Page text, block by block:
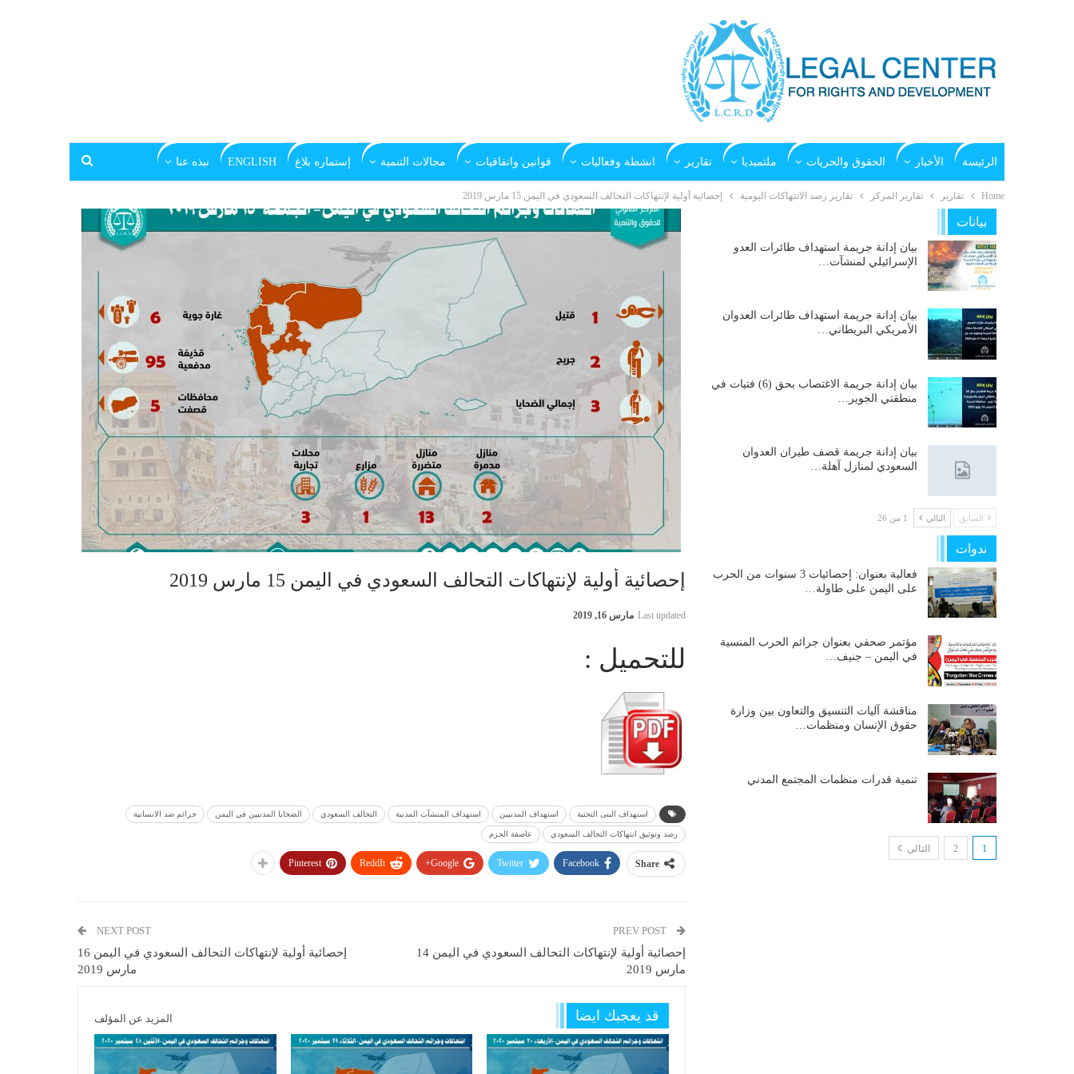
الرئيسة الأخبار الحقوق والحريات ملتميديا تقارير انشطة وفعاليات قوانين واتفاقيات مجالات التنمية إستماره بلاغ ENGLISH نبذه عنا
Home تقارير تقارير المركز تقارير رصد الانتهاكات اليومية إحصائية أولية لإنتهاكات التحالف السعودي في اليمن 15 مارس 2019
إحصائية أولية لإنتهاكات التحالف السعودي في اليمن 15 مارس 2019
Last updated مارس 16, 2019
للتحميل :
استهداف البنى التحتية استهداف المدنيين استهداف المنشآت المدنية التحالف السعودي الضحايا المدنيين في اليمن جرائم ضد الانسانية
رصد وتوثيق انتهاكات التحالف السعودي عاصفة الحزم
Share
Facebook
Twitter
Google+
ReddIt
Pinterest
PREV POST
إحصائية أولية لإنتهاكات التحالف السعودي في اليمن 14
مارس 2019
NEXT POST
إحصائية أولية لإنتهاكات التحالف السعودي في اليمن 16
مارس 2019
قد يعجبك ايضا المزيد عن المؤلف
بيانات
بيان إدانة جريمة استهداف طائرات العدو
الإسرائيلي لمنشآت…
بيان إدانة جريمة استهداف طائرات العدوان
الأمريكي البريطاني…
بيان إدانة جريمة الاغتصاب بحق (6) فتيات في
منطقتي الجوير…
بيان إدانة جريمة قصف طيران العدوان
السعودي لمنازل آهلة…
السابق التالي 1 من 26
ندوات
فعالية بعنوان: إحصائيات 3 سنوات من الحرب
على اليمن على طاولة…
مؤتمر صحفي بعنوان جرائم الحرب المنسية
في اليمن – جنيف…
مناقشة آليات التنسيق والتعاون بين وزارة
حقوق الإنسان ومنظمات…
تنمية قدرات منظمات المجتمع المدني
1
2 التالي